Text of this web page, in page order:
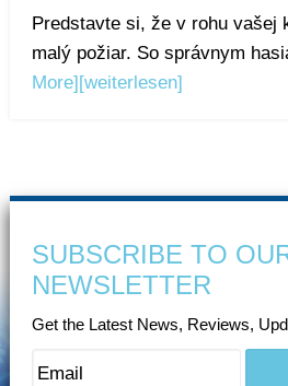
Predstavte si, že v rohu vašej
malý požiar. So správnym
More][weiterlesen]
SUBSCRIBE TO
NEWSLETTER
Get the Latest News, Reviews,